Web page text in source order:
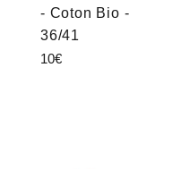
- Coton Bio -
36/41
Prix
10€